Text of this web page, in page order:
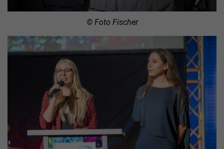
© Foto Fischer